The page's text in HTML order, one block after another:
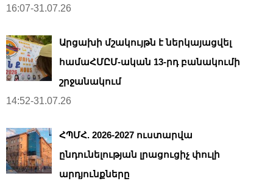
16:07-31.07.26
Արցախի մշակույթն է ներկայացվել
համաՀՄԸՄ-ական 13-րդ բանակումի
շրջանակում
14:52-31.07.26
ՀՊՄՀ. 2026-2027 ուստարվա
ընդունելության լրացուցիչ փուլի
արդյունքները